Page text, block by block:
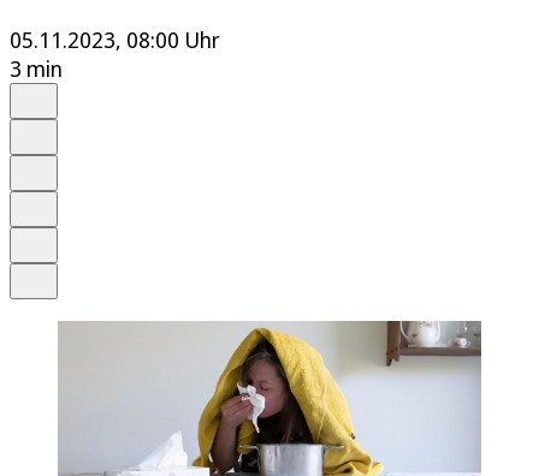
05.11.2023, 08:00 Uhr
3 min